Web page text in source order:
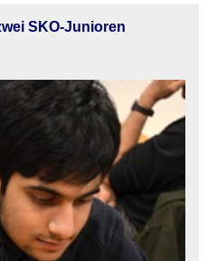
SKO-Junioren